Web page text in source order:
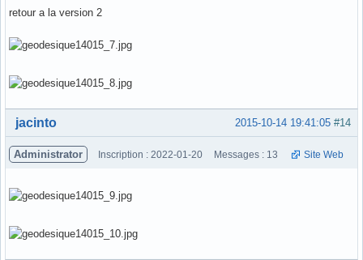
retour a la version 2
Hors ligne #14
2015-10-14 19:41:05
jacinto
Administrator Inscription : 2022-01-20 Messages : 13 Site Web